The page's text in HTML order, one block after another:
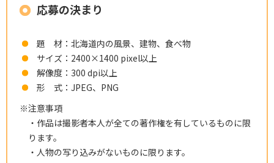
応募の決まり
題 材：北海道内の風景、建物、食べ物
サイズ：2400×1400 pixel以上
解像度：300 dpi以上
形 式：JPEG、PNG
※注意事項
・作品は撮影者本人が全ての著作権を有しているものに限
ります。
・人物の写り込みがないものに限ります。